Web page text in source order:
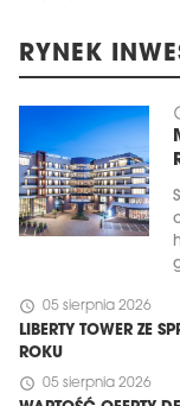
RYNEK
schedule 05 sierpnia 2026
LIBERTY TOWER ZE
ROKU
schedule 05 sierpnia 2026